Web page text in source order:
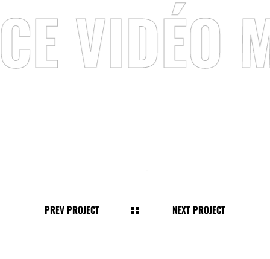
VIDÉO
PREV PROJECT NEXT PROJECT